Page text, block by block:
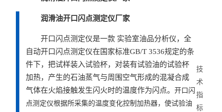
润滑油开口闪点测定仪厂家
开口闪点测定仪是一款 实验室油品分析仪，全
自动开口闪点测定仪在国家标准GB/T 3536规定的条
件下，把试样装入试验杯，对装有试验油的试验杯
加热，产生的石油蒸气与周围空气形成的混凝合成
气体在火焰接触发生闪火时的温度作为闪点。开口闪
点测定仪根据所采集的温度变化控制加热器，使试验油
技
术
指
标